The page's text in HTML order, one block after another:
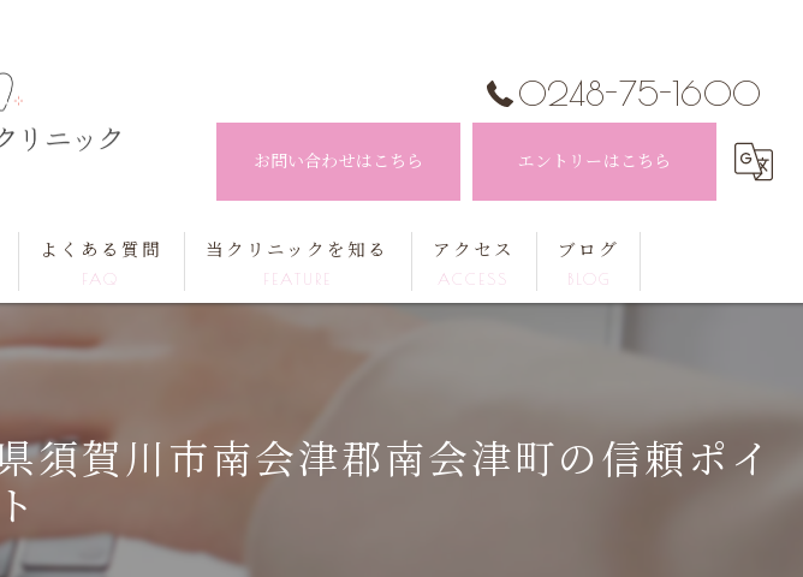
0248-75-1600
お問い合わせはこちら エントリーはこちら
よくある質問
FAQ
当クリニックを知る
FEATURE
正社員
アクセス
ACCESS
ブログ
BLOG
須賀川市南会津郡南会津町の信頼ポイ